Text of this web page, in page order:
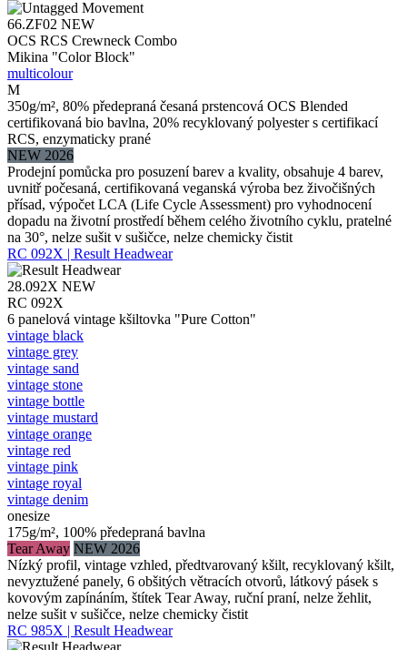
66.ZF02 NEW
OCS RCS Crewneck Combo
Mikina "Color Block"
multicolour
M
350g/m², 80% předepraná česaná prstencová OCS Blended
certifikovaná bio bavlna, 20% recyklovaný polyester s certifikací
RCS, enzymaticky prané
NEW 2026
Prodejní pomůcka pro posuzení barev a kvality, obsahuje 4 barev,
uvnitř počesaná, certifikovaná veganská výroba bez živočišných
přísad, výpočet LCA (Life Cycle Assessment) pro vyhodnocení
dopadu na životní prostředí během celého životního cyklu, pratelné
na 30°, nelze sušit v sušičce, nelze chemicky čistit
RC 092X | Result Headwear
28.092X NEW
RC 092X
6 panelová vintage kšiltovka "Pure Cotton"
vintage black
vintage grey
vintage sand
vintage stone
vintage bottle
vintage mustard
vintage orange
vintage red
vintage pink
vintage royal
vintage denim
onesize
175g/m², 100% předepraná bavlna
Tear Away NEW 2026
Nízký profil, vintage vzhled, předtvarovaný kšilt, recyklovaný kšilt,
nevyztužené panely, 6 obšitých větracích otvorů, látkový pásek s
kovovým zapínáním, štítek Tear Away, ruční praní, nelze žehlit,
nelze sušit v sušičce, nelze chemicky čistit
RC 985X | Result Headwear